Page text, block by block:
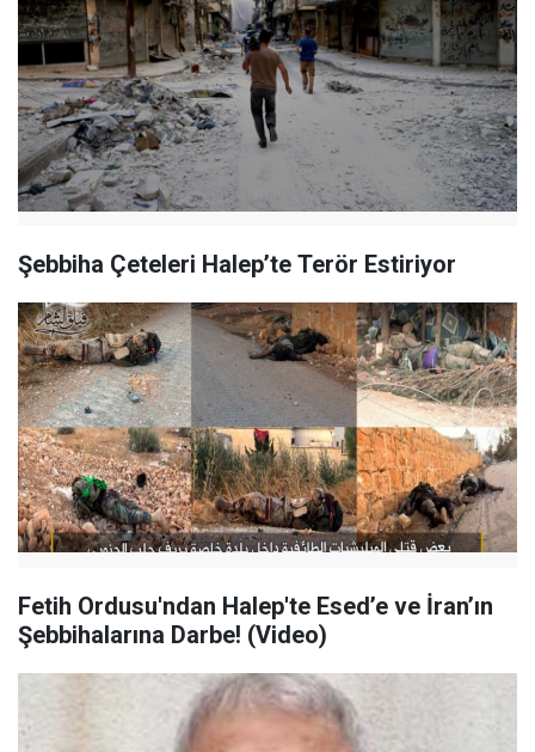
Şebbiha Çeteleri Halep’te Terör Estiriyor
Fetih Ordusu'ndan Halep'te Esed’e ve İran’ın
Şebbihalarına Darbe! (Video)